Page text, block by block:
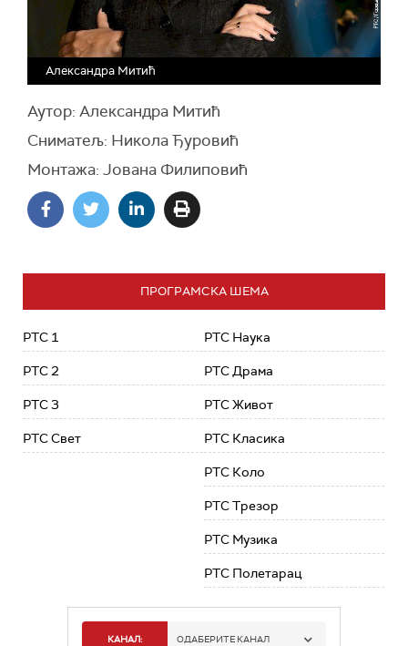
Александра Митић
Аутор: Александра Митић
Сниматељ: Никола Ђуровић
Монтажа: Јована Филиповић
ПРОГРАМСКА ШЕМА
РТС 1
РТС 2
РТС 3
РТС Свет
РТС Наука
РТС Драма
РТС Живот
РТС Класика
РТС Коло
РТС Трезор
РТС Музика
РТС Полетарац
КАНАЛ: ОДАБЕРИТЕ КАНАЛ